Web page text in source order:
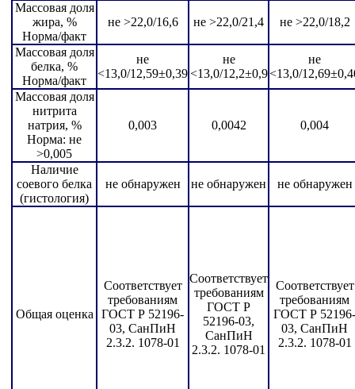
Массовая доля
жира, %
Норма/факт
не >22,0/16,6 не >22,0/21,4 не >22,0/18,2
Массовая доля
белка, %
Норма/факт
не
<13,0/12,59±0,39
не
<13,0/12,2±0,9
не
<13,0/
Массовая доля
нитрита
натрия, %
Норма: не
>0,005
0,003 0,0042 0,004
Наличие
соевого белка
(гистология)
не обнаружен не обнаружен не обнаружен
Общая оценка
Соответствует
требованиям
ГОСТ Р 52196-
03, СанПиН
2.3.2. 1078-01
Соответствует
требованиям
ГОСТ Р
52196-03,
СанПиН
2.3.2. 1078-01
Соответствует
требованиям
ГОСТ Р 52196-
03, СанПиН
2.3.2. 1078-01